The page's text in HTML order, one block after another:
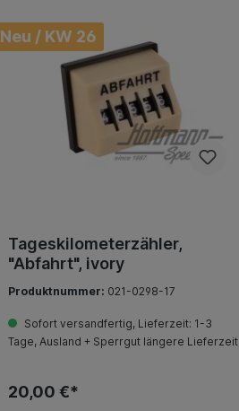
Neu / KW 26
Tageskilometerzähler,
"Abfahrt", ivory
Produktnummer: 021-0298-17
Sofort versandfertig, Lieferzeit: 1-3
Tage, Ausland + Sperrgut längere Lieferzeit
20,00 €*